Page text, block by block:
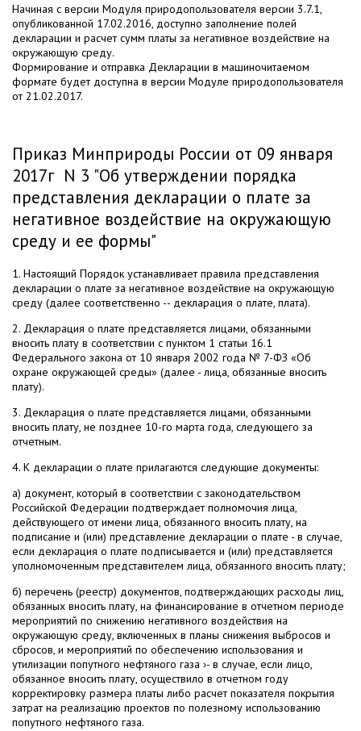
Начиная с версии Модуля природопользователя версии 3.7.1,
опубликованной 17.02.2016, доступно заполнение полей
декларации и расчет сумм платы за негативное воздействие на
окружающую среду.
Формирование и отправка Декларации в машиночитаемом
формате будет доступна в версии Модуле природопользователя
от 21.02.2017.
Приказ Минприроды России от 09 января
2017г N 3 "Об утверждении порядка
представления декларации о плате за
негативное воздействие на окружающую
среду и ее формы"
1. Настоящий Порядок устанавливает правила представления
декларации о плате за негативное воздействие на окружающую
среду (далее соответственно -- декларация о плате, плата).
2. Декларация о плате представляется лицами, обязанными
вносить плату в соответствии с пунктом 1 статьи 16.1
Федерального закона от 10 января 2002 года № 7-ФЗ «Об
охране окружающей среды» (далее - лица, обязанные вносить
плату).
3. Декларация о плате представляется лицами, обязанными
вносить плату, не позднее 10-го марта года, следующего за
отчетным.
4. К декларации о плате прилагаются следующие документы:
а) документ, который в соответствии с законодательством
Российской Федерации подтверждает полномочия лица,
действующего от имени лица, обязанного вносить плату, на
подписание и (или) представление декларации о плате - в случае,
если декларация о плате подписывается и (или) представляется
уполномоченным представителем лица, обязанного вносить плату;
б) перечень (реестр) документов, подтверждающих расходы лиц,
обязанных вносить плату, на финансирование в отчетном периоде
мероприятий по снижению негативного воздействия на
окружающую среду, включенных в планы снижения выбросов и
сбросов, и мероприятий по обеспечению использования и
утилизации попутного нефтяного газа ›- в случае, если лицо,
обязанное вносить плату, осуществило в отчетном году
корректировку размера платы либо расчет показателя покрытия
затрат на реализацию проектов по полезному использованию
попутного нефтяного газа.